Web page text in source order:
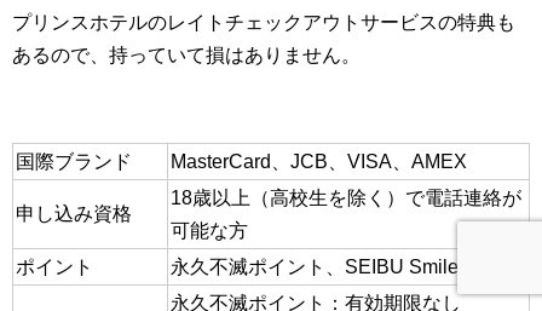
プリンスホテルのレイトチェックアウトサービスの特典も
あるので、持っていて損はありません。
国際ブランド MasterCard、JCB、VISA、AMEX
申し込み資格
18歳以上（高校生を除く）で電話連絡が
可能な方
ポイント
永久不滅ポイント、SEIBU Smile POINT
永久不滅ポイント：有効期限なし